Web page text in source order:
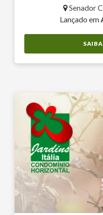
Senador
Lançado em